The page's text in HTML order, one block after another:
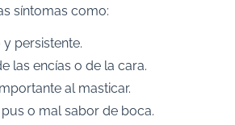
síntomas como:
persistente.
las encías o de la cara.
al masticar.
o mal sabor de boca.